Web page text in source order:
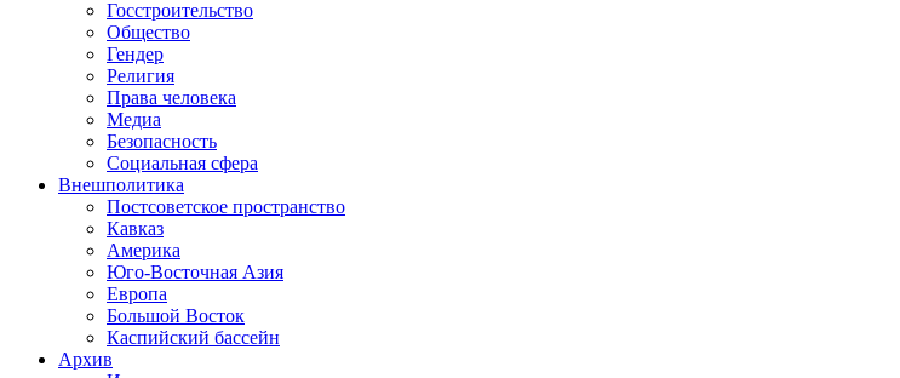
Госстроительство
Общество
Гендер
Религия
Права человека
Медиа
Безопасность
Социальная сфера
Внешполитика
Постсоветское пространство
Кавказ
Америка
Юго-Восточная Азия
Европа
Большой Восток
Каспийский бассейн
Архив